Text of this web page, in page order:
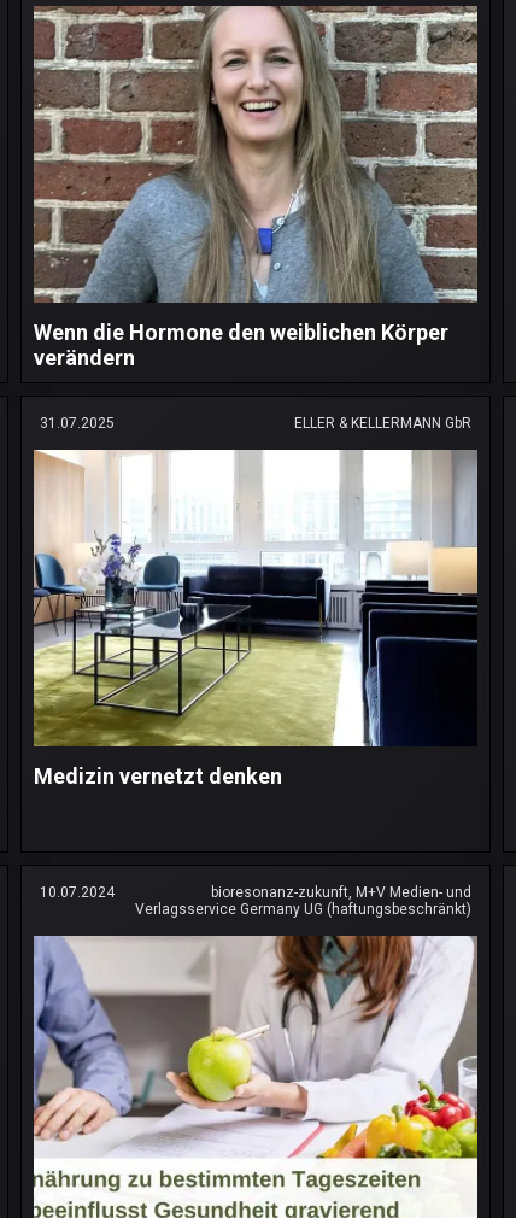
Wenn die Hormone den weiblichen Körper
verändern
31.07.2025 ELLER & KELLERMANN GbR
Medizin vernetzt denken
10.07.2024
bioresonanz-zukunft, M+V Medien- und
Verlagsservice Germany UG (haftungsbeschränkt)